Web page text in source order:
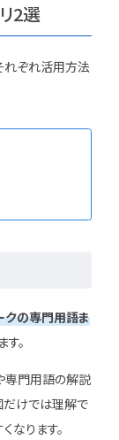
2選
れぞれ活用方法
クの専門用語ま
。
専門用語の解説
だけでは理解で
なります。